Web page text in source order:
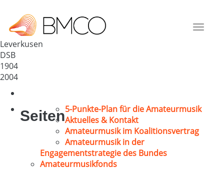
Toggle
Deutschland
51373
Leverkusen
DSB
1904
2004
Seiten5-Punkte-Plan für die Amateurmusik
Aktuelles & Kontakt
Amateurmusik im Koalitionsvertrag
Amateurmusik in der
Engagementstrategie des Bundes
Amateurmusikfonds